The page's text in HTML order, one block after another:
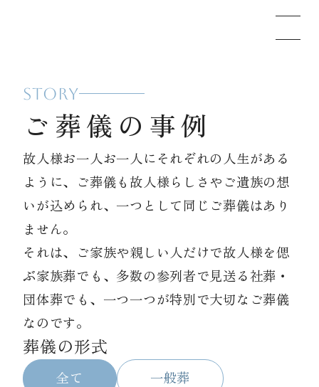
メモリードのお葬式について
葬儀の流れ
事例
施設案内
お知らせ
資料請求
STORY
ご葬儀の事例
故人様お一人お一人にそれぞれの人生がある
ように、ご葬儀も故人様らしさやご遺族の想
いが込められ、一つとして同じご葬儀はあり
ません。
それは、ご家族や親しい人だけで故人様を偲
ぶ家族葬でも、多数の参列者で見送る社葬・
団体葬でも、一つ一つが特別で大切なご葬儀
なのです。
葬儀の形式
全て 一般葬